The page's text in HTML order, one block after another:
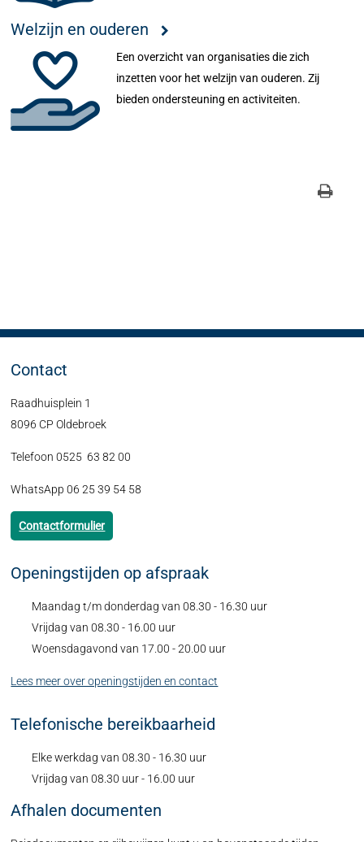
Welzijn en ouderen
Een overzicht van organisaties die zich
inzetten voor het welzijn van ouderen. Zij
bieden ondersteuning en activiteiten.
Contact
Raadhuisplein 1
8096 CP Oldebroek
Telefoon 0525 63 82 00
WhatsApp 06 25 39 54 58
Contactformulier
Openingstijden op afspraak
Maandag t/m donderdag van 08.30 - 16.30 uur
Vrijdag van 08.30 - 16.00 uur
Woensdagavond van 17.00 - 20.00 uur
Lees meer over openingstijden en contact
Telefonische bereikbaarheid
Elke werkdag van 08.30 - 16.30 uur
Vrijdag van 08.30 uur - 16.00 uur
Afhalen documenten